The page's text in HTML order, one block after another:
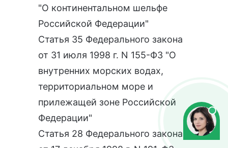
"О континентальном шельфе
Российской Федерации"
Статья 35 Федерального закона
от 31 июля 1998 г. N 155-ФЗ "О
внутренних морских водах,
территориальном море и
прилежащей зоне Российской
Федерации"
Статья 28 Федерального закона